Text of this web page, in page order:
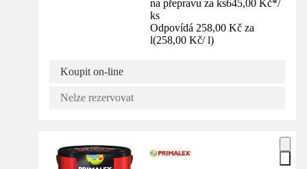
na přepravu za ks645,00 Kč*/
ks
Odpovídá 258,00 Kč za
l(258,00 Kč/ l)
Koupit on-line
Nelze rezervovat